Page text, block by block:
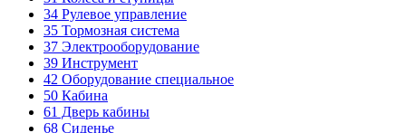
34 Рулевое управление
35 Тормозная система
37 Электрооборудование
39 Инструмент
42 Оборудование специальное
50 Кабина
61 Дверь кабины
68 Сиденье